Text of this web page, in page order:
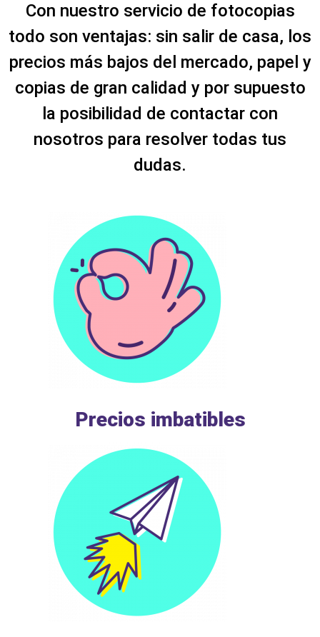
Con nuestro servicio de fotocopias
todo son ventajas: sin salir de casa, los
precios más bajos del mercado, papel y
copias de gran calidad y por supuesto
la posibilidad de contactar con
nosotros para resolver todas tus
dudas.
Precios imbatibles